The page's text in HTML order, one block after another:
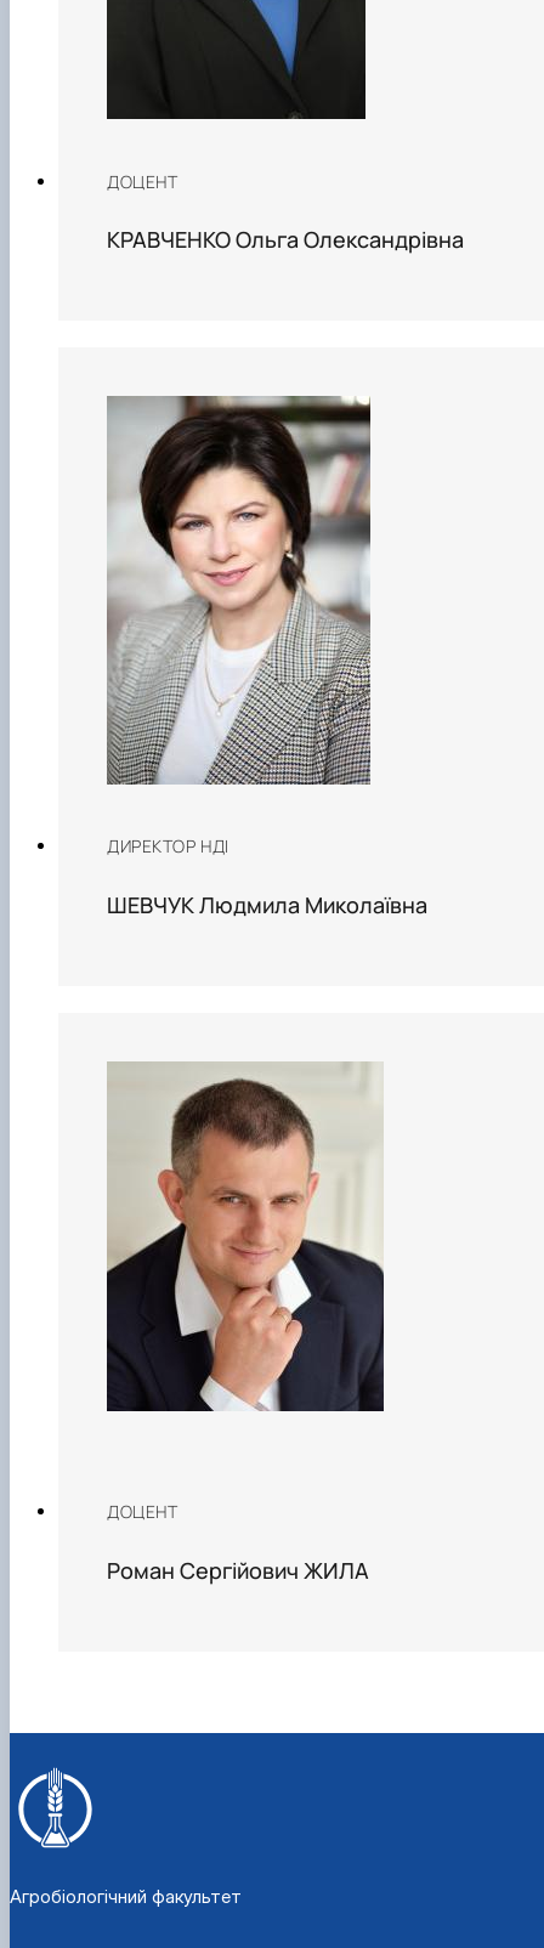
ДОЦЕНТ
КРАВЧЕНКО Ольга Олександрівна
ДИРЕКТОР НДІ
ШЕВЧУК Людмила Миколаївна
ДОЦЕНТ
Роман Сергійович ЖИЛА
Агробіологічний факультет